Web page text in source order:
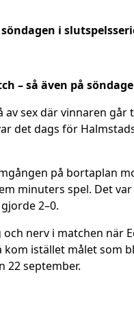
i
– så även på
sex där vinnaren
det dags för
på bortaplan
minuters spel. Det
2–0.
nerv i matchen
istället målet som
22 september.